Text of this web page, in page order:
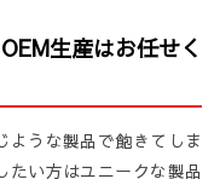
生産はお任せく
ような製品で飽きてしま
たい方はユニークな製品